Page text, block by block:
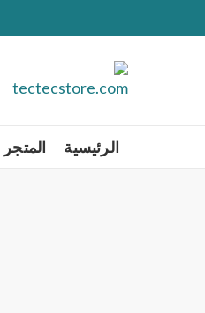
الرئيسية المتجر